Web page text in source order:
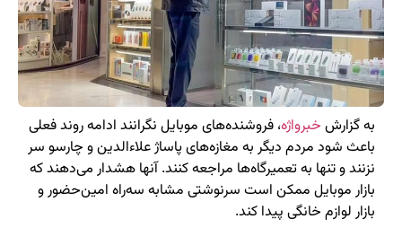
به گزارش خبرواژه، فروشنده‌های موبایل نگرانند ادامه روند فعلی
باعث شود مردم دیگر به مغازه‌های پاساژ علاءالدین و چارسو سر
نزنند و تنها به تعمیرگاه‌ها مراجعه کنند. آنها هشدار می‌دهند که
بازار موبایل ممکن است سرنوشتی مشابه سه‌راه امین‌حضور و
بازار لوازم خانگی پیدا کند.